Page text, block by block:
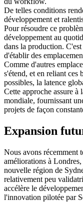
De telles conditions
développement et
Pour résoudre ce
développement au
dans la production.
d'établir des
Comme d'autres
s'étend, et en reliant ces
possibles, la latence
Cette approche assure
mondiale, fournissant
projets de façon
Expansion
Nous avons récemment
améliorations à
nouvelle région de
relativement peu
accélère le
l'innovation pilotée par